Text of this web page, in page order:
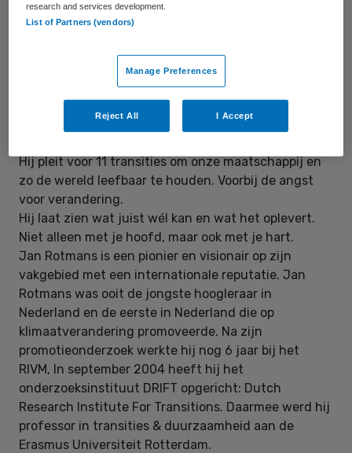
publicaties op het gebied van klimaatverandering,
global change modellering, duurzame ontwikkeling,
boeken. Hij is een internationale autoriteit op het
gebied van transities en duurzaamheid, biedt
overheden, bedrijven en bovenal u – het individu –
de oplossing voor de chaos en crises die wij allemaal
Hij pleit voor 11 transities om onze maatschappij en
zo de wereld leefbaar te houden. Voorbij de angst
voor verandering.
Hij laat zien wat juist wél kan en wat het oplevert.
Niet alleen met je hoofd, maar ook met je hart.
Jan Rotmans is een pionier en visionair op zijn
vakgebied met een internationale reputatie. Jan
Rotmans was ooit de jongste hoogleraar in
Nederland en de eerste in Nederland die op
klimaatverandering promoveerde. Na zijn
promotieonderzoek werkte hij nog 6 jaar bij het
RIVM, In september 2004 heeft hij het
onderzoeksinstituut DRIFT opgericht: Dutch
Research Institute For Transitions. Daarmee werd hij
professor in transities & duurzaamheid aan de
Erasmus Universiteit Rotterdam.
research and services development.
List of Partners (vendors)
Manage Preferences
Reject All I Accept